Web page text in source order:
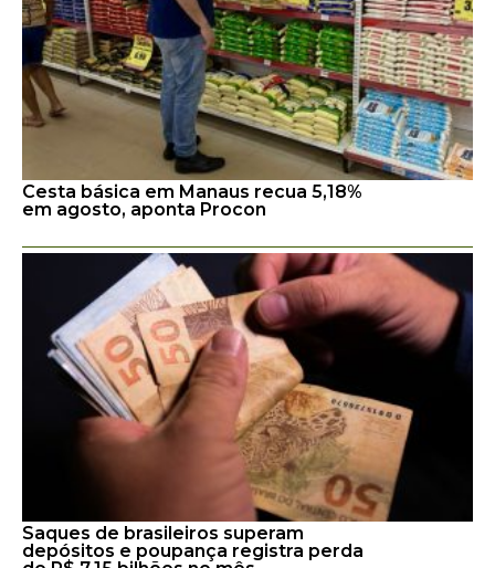
Cesta básica em Manaus recua 5,18%
em agosto, aponta Procon
Saques de brasileiros superam
depósitos e poupança registra perda